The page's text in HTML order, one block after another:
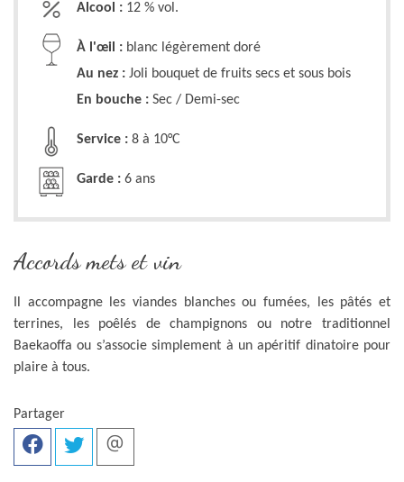
Alcool : 12 % vol.
À l'œil : blanc légèrement doré
Au nez : Joli bouquet de fruits secs et sous bois
En bouche : Sec / Demi-sec
Service : 8 à 10°C
Garde : 6 ans
Accords mets et vin
Il accompagne les viandes blanches ou fumées, les pâtés et
terrines, les poêlés de champignons ou notre traditionnel
Baekaoffa ou s’associe simplement à un apéritif dinatoire pour
plaire à tous.
Partager
Facebook
Twitter